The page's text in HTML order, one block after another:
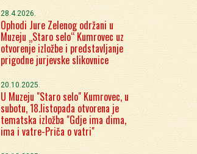
28.4.2026.
Ophodi Jure Zelenog održani u
Muzeju „Staro selo“ Kumrovec uz
otvorenje izložbe i predstavljanje
prigodne jurjevske slikovnice
20.10.2025.
U Muzeju "Staro selo" Kumrovec, u
subotu, 18.listopada otvorena je
tematska izložba "Gdje ima dima,
ima i vatre-Priča o vatri"